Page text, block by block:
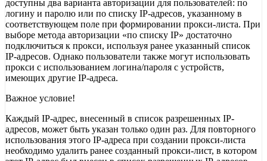
доступны два варианта авторизации для пользователей: по
логину и паролю или по списку IP-адресов, указанному в
соответствующем поле при формировании прокси-листа. При
выборе метода авторизации «по списку IP» достаточно
подключиться к прокси, используя ранее указанный список
IP-адресов. Однако пользователи также могут использовать
прокси с использованием логина/пароля с устройств,
имеющих другие IP-адреса.
Важное условие!
Каждый IP-адрес, внесенный в список разрешенных IP-
адресов, может быть указан только один раз. Для повторного
использования этого IP-адреса при создании прокси-листа
необходимо удалить ранее созданный прокси-лист, в котором